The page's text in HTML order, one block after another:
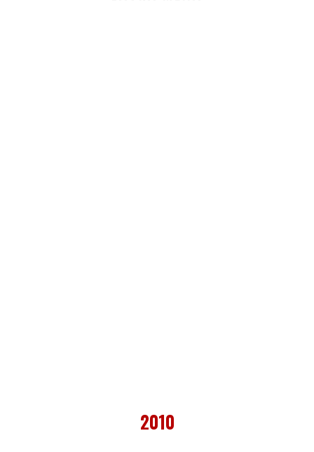
2010